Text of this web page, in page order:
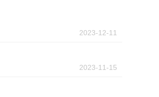
2023-12-11
2023-11-15